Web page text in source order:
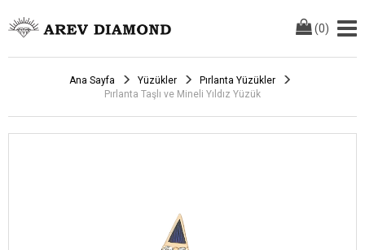
(0)
Ana Sayfa Yüzükler
Pırlanta Yüzükler
Pırlanta Taşlı ve Mineli Yıldız Yüzük